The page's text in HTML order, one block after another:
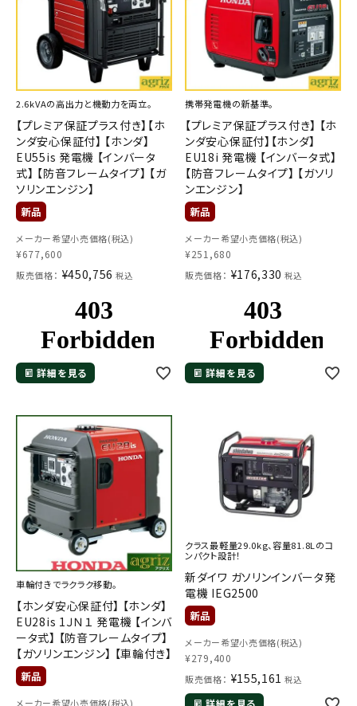
2.6kVAの高出力と機動力を両立。
【プレミア保証プラス付き】【ホ
ンダ安心保証付】 【ホンダ】
EU55is 発電機 【インバータ
式】 【防音フレームタイプ】 【ガ
ソリンエンジン】
メーカー希望小売価格(税込)
¥677,600
販売価格： ¥450,756 税込
詳細を見る
携帯発電機の新基準。
【プレミア保証プラス付き】 【ホ
ンダ安心保証付】【ホンダ】
EU18i 発電機 【インバータ式】
【防音フレームタイプ】 【ガソリ
ンエンジン】
メーカー希望小売価格(税込)
¥251,680
販売価格： ¥176,330 税込
詳細を見る
車輪付きでラクラク移動。
【ホンダ安心保証付】 【ホンダ】
EU28is 1ＪＮ１ 発電機 【インバ
ータ式】 【防音フレームタイプ】
【ガソリンエンジン】 【車輪付き】
メーカー希望小売価格(税込)
クラス最軽量29.0kg、容量81.8Lのコ
ンパクト設計！
新ダイワ ガソリンインバータ発
電機 IEG2500
メーカー希望小売価格(税込)
¥279,400
販売価格： ¥155,161 税込